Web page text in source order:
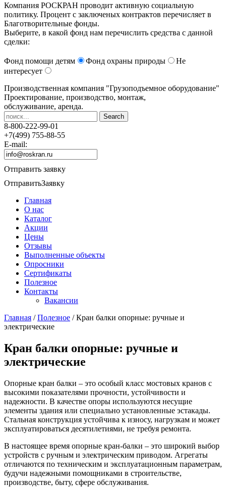
Компания РОСКРАН проводит активную социальную
политику. Процент с заключеных контрактов перечисляет в
Благотворительные фонды.
Выберите, в какой фонд нам перечислить средства с данной
сделки:
Фонд помощи детям Фонд охраны природы
Не
интересует
Производственная компания "Грузоподъемное оборудование"
Проектирование, производство, монтаж,
обслуживание, аренда.
8-800-222-99-01
+7(499) 755-88-55
E-mail:
Отправить заявку
ОтправитьЗаявку
Главная
О нас
Каталог
Акции
Цены
Отзывы
Выполненные объекты
Опросники
Сертификаты
Полезное
Контакты
Вакансии
Главная /Полезное /Кран балки опорные: ручные и
электрические
Кран балки опорные: ручные и
электрические
Опорные кран балки – это особый класс мостовых кранов с
высокими показателями прочности, устойчивости и
надежности. В качестве опоры используются несущие
элементы здания или специально установленные эстакады.
Стальная конструкция устойчива к износу, нагрузкам и может
эксплуатироваться десятилетиями, не требуя ремонта.
В настоящее время опорные кран-балки – это широкий выбор
устройств с ручным и электрическим приводом. Агрегаты
отличаются по техническим и эксплуатационным параметрам,
будучи надежными помощниками в строительстве,
производстве, быту, сфере обслуживания.